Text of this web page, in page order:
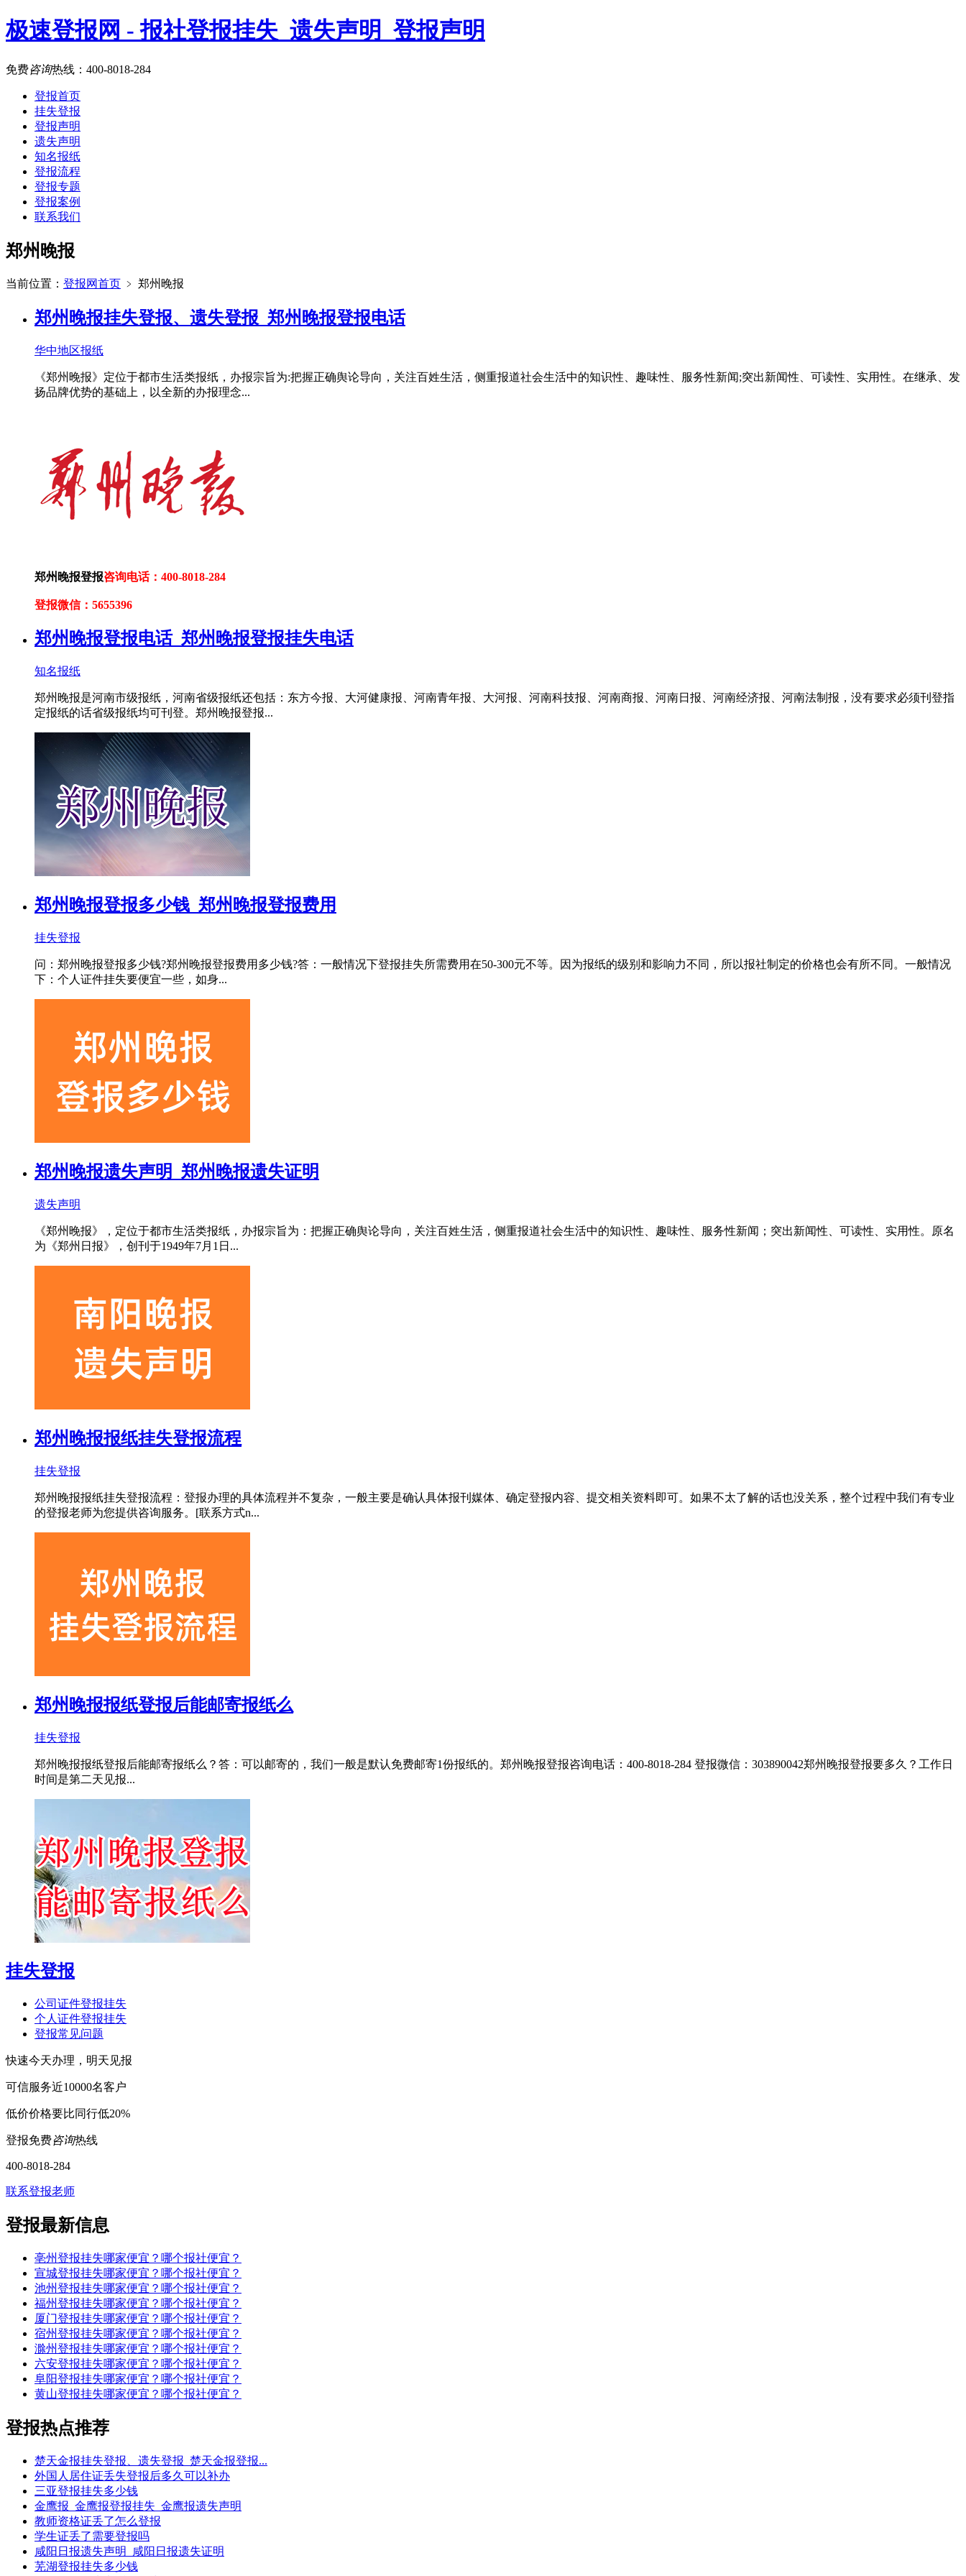
极速登报网 - 报社登报挂失_遗失声明_登报声明
免费咨询热线： 400-8018-284
登报首页
挂失登报
登报声明
遗失声明
知名报纸
登报流程
登报专题
登报案例
联系我们
郑州晚报
当前位置： 登报网首页 ﹥ 郑州晚报
郑州晚报挂失登报、遗失登报_郑州晚报登报电话
华中地区报纸
《郑州晚报》定位于都市生活类报纸，办报宗旨为:把握正确舆论导向，关注百姓生活，侧重报道社会生活中的知识性、趣味性、服务性新闻;突出新闻性、可读性、实用性。在继承、发
扬品牌优势的基础上，以全新的办报理念...
郑州晚报登报咨询电话：400-8018-284
登报微信：5655396
郑州晚报登报电话_郑州晚报登报挂失电话
知名报纸
郑州晚报是河南市级报纸，河南省级报纸还包括：东方今报、大河健康报、河南青年报、大河报、河南科技报、河南商报、河南日报、河南经济报、河南法制报，没有要求必须刊登指
定报纸的话省级报纸均可刊登。郑州晚报登报...
郑州晚报登报多少钱_郑州晚报登报费用
挂失登报
问：郑州晚报登报多少钱?郑州晚报登报费用多少钱?答：一般情况下登报挂失所需费用在50-300元不等。因为报纸的级别和影响力不同，所以报社制定的价格也会有所不同。一般情况
下：个人证件挂失要便宜一些，如身...
郑州晚报遗失声明_郑州晚报遗失证明
遗失声明
《郑州晚报》，定位于都市生活类报纸，办报宗旨为：把握正确舆论导向，关注百姓生活，侧重报道社会生活中的知识性、趣味性、服务性新闻；突出新闻性、可读性、实用性。原名
为《郑州日报》，创刊于1949年7月1日...
郑州晚报报纸挂失登报流程
挂失登报
郑州晚报报纸挂失登报流程：登报办理的具体流程并不复杂，一般主要是确认具体报刊媒体、确定登报内容、提交相关资料即可。如果不太了解的话也没关系，整个过程中我们有专业
的登报老师为您提供咨询服务。[联系方式n...
郑州晚报报纸登报后能邮寄报纸么
挂失登报
郑州晚报报纸登报后能邮寄报纸么？答：可以邮寄的，我们一般是默认免费邮寄1份报纸的。郑州晚报登报咨询电话：400-8018-284 登报微信：303890042郑州晚报登报要多久？工作日
时间是第二天见报...
挂失登报
公司证件登报挂失
个人证件登报挂失
登报常见问题
快速今天办理，明天见报
可信服务近10000名客户
低价价格要比同行低20%
登报免费咨询热线
400-8018-284
联系登报老师
登报最新信息
亳州登报挂失哪家便宜？哪个报社便宜？
宣城登报挂失哪家便宜？哪个报社便宜？
池州登报挂失哪家便宜？哪个报社便宜？
福州登报挂失哪家便宜？哪个报社便宜？
厦门登报挂失哪家便宜？哪个报社便宜？
宿州登报挂失哪家便宜？哪个报社便宜？
滁州登报挂失哪家便宜？哪个报社便宜？
六安登报挂失哪家便宜？哪个报社便宜？
阜阳登报挂失哪家便宜？哪个报社便宜？
黄山登报挂失哪家便宜？哪个报社便宜？
登报热点推荐
楚天金报挂失登报、遗失登报_楚天金报登报...
外国人居住证丢失登报后多久可以补办
三亚登报挂失多少钱
金鹰报_金鹰报登报挂失_金鹰报遗失声明
教师资格证丢了怎么登报
学生证丢了需要登报吗
咸阳日报遗失声明_咸阳日报遗失证明
芜湖登报挂失多少钱